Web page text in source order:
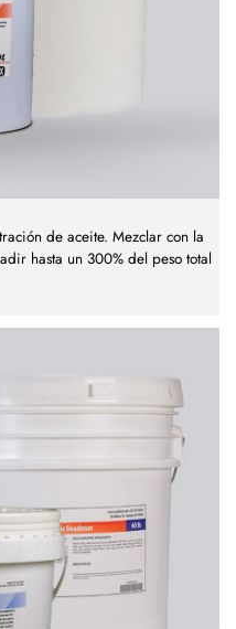
de aceite. Mezclar con la
hasta un 300% del peso total